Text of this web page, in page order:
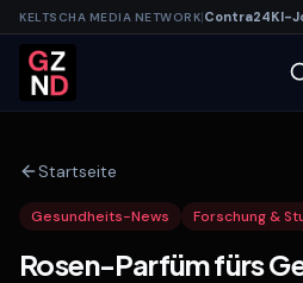
KELTSCHA MEDIA NETWORK|Contra24KI-
Startseite
Gesundheits-News Forschung &
Rosen-Parfüm fürs